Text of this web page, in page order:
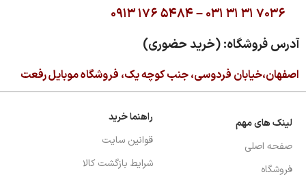
۰۹۱۳ ۱۷۶ ۵۴۸۴ –۰۳۱ ۳۱ ۳۱ ۷۰۳۶
آدرس فروشگاه: (خرید حضوری)
اصفهان،خیابان فردوسی، جنب کوچه یک، فروشگاه موبایل رفعت
لینک های مهم
صفحه اصلی
فروشگاه
راهنما خرید
قوانین سایت
شرایط بازگشت کالا